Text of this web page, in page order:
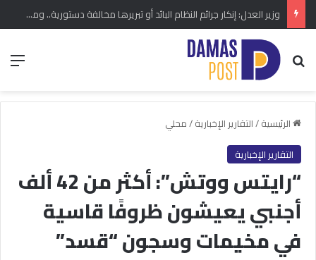
وزير العدل: إنكار جرائم النظام البائد أو تبريرها مخالفة دستورية.. ومشروع قانون خاص إلى مجلس الشعب
بحث عن
الرئيسية/التقارير الإخبارية/محلي
التقارير الإخبارية
“رايتس ووتش”: أكثر من 42 ألف
أجنبي يعيشون ظروفًا قاسية
في مخيمات وسجون “قسد”